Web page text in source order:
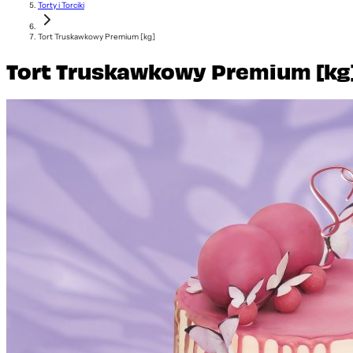
Torty i Torciki
Tort Truskawkowy Premium [kg]
Tort Truskawkowy Premium